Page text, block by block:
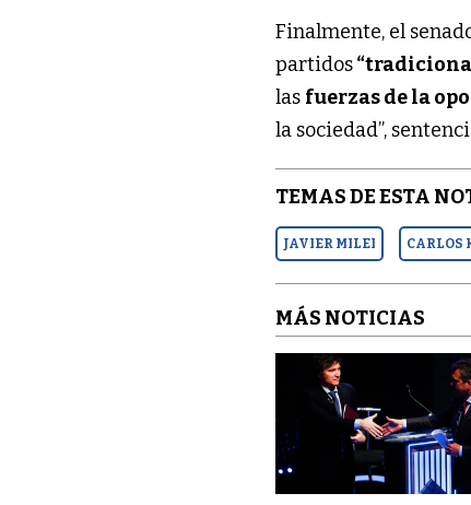
Finalmente, el
partidos
las fuerzas de la
la sociedad”,
TEMAS DE ESTA
JAVIER MILEI CARLOS
MÁS NOTICIAS